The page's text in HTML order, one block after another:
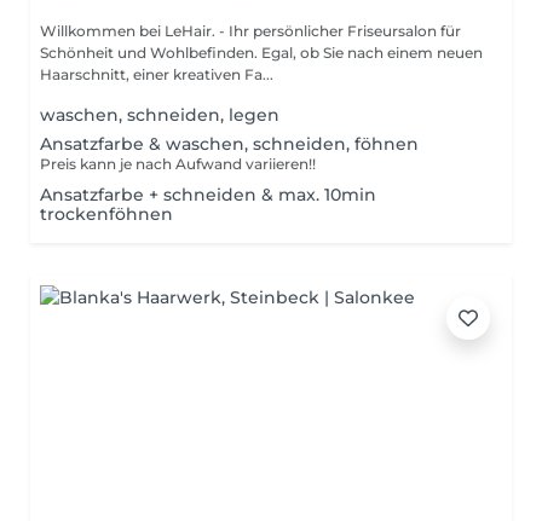
Willkommen bei LeHair. - Ihr persönlicher Friseursalon für
Schönheit und Wohlbefinden. Egal, ob Sie nach einem neuen
Haarschnitt, einer kreativen Fa...
waschen, schneiden, legen
Ansatzfarbe & waschen, schneiden, föhnen
Preis kann je nach Aufwand variieren!!
Ansatzfarbe + schneiden & max. 10min
trockenföhnen